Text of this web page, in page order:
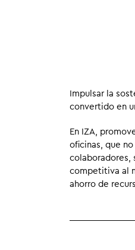
Impulsar la
convertido en
En IZA,
oficinas, que
colaboradores,
competitiva al
ahorro de